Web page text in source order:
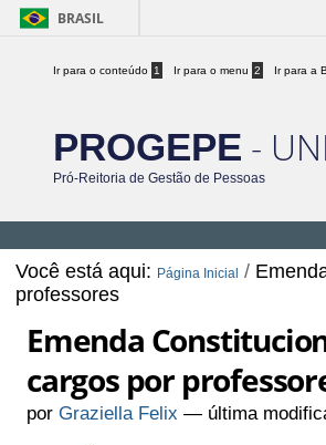
BRASIL
Ir para o conteúdo 1 Ir para o menu 2 Ir para a
PROGEPE -
Pró-Reitoria de Gestão de Pessoas
Você está aqui: Página Inicial /
professores
Emenda
cargos por
porGraziella Felix — última